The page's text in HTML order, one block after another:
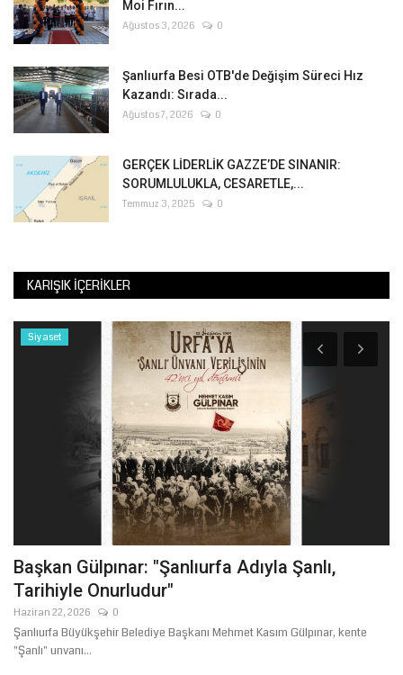
Moi Fırın...
Ağustos 3, 2026 0
Şanlıurfa Besi OTB'de Değişim Süreci Hız
Kazandı: Sırada...
Ağustos 7, 2026 0
GERÇEK LİDERLİK GAZZE’DE SINANIR:
SORUMLULUKLA, CESARETLE,...
Temmuz 3, 2025 0
KARIŞIK İÇERIKLER
Siyaset
Başkan Gülpınar: "Şanlıurfa Adıyla Şanlı,
Tarihiyle Onurludur"
Haziran 22, 2026 0
Şanlıurfa Büyükşehir Belediye Başkanı Mehmet Kasım Gülpınar, kente
"Şanlı" unvanı...